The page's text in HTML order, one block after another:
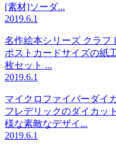
[素材]ソーダ...
2019.6.1
名作絵本シリーズ クラフ
ポストカードサイズの紙
枚セット ...
2019.6.1
マイクロファイバーダイ
フレデリックのダイカッ
様な素敵なデザイ...
2019.6.1